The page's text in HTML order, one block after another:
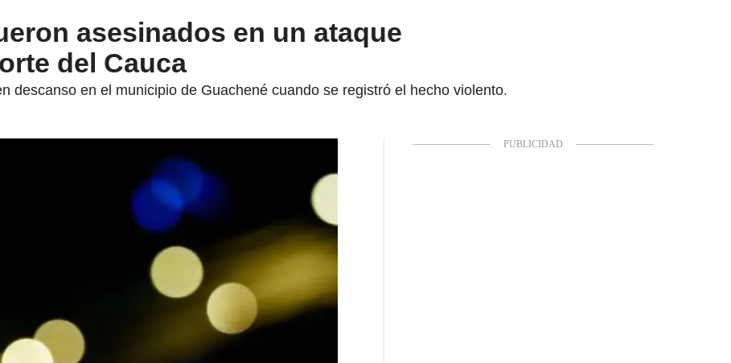
asesinados en un ataque
del Cauca
descanso en el municipio de Guachené cuando se registró el hecho violento.